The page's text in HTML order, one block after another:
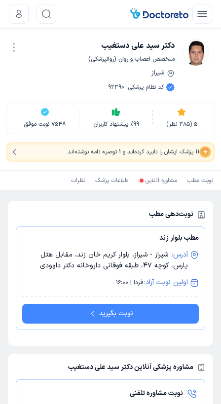
دکتر سید علی دستغیب
متخصص اعصاب و روان (روانپزشکی)
شیراز
کد نظام پزشکی:
92390
5
(
385 نظر) ٪99 پیشنهاد کاربران 7548 نوبت موفق
11 پزشک ایشان را تایید کرده‌اند و 1توصیه نامه نوشته‌اند.
نوبت مطب مشاوره آنلاین اطلاعات پزشک نظرات
نوبت‌دهی مطب
مطب بلوار زند
آدرس: شیراز - شیراز، بلوار کریم خان زند، مقابل هتل
پارس، کوچه 47، طبقه فوقانی داروخانه دکتر داوودی
اولین نوبت آزاد:فردا | 16:00
نوبت بگیرید
مشاوره پزشکی آنلاین دکتر سید علی دستغیب
نوبت مشاوره تلفنی